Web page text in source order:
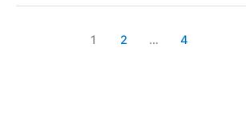
1 2 … 4